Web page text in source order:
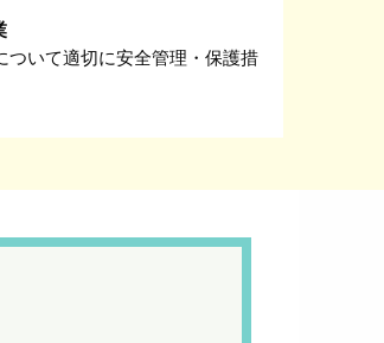
ついて適切に安全管理・保護措